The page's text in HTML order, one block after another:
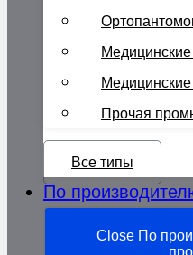
Прочая
Все типы
По
Close По